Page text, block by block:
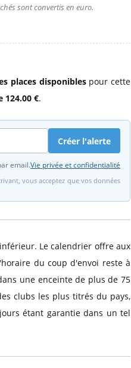
sont convertis en euro.
places disponiblespour cette
124.00 €.
Créer l'alerte
email.Vie privée et confidentialité
vous acceptez que vos données
Le calendrier offre aux
du coup d'envoi reste à
une enceinte de plus de 75
clubs les plus titrés du pays,
étant garantie dans un tel